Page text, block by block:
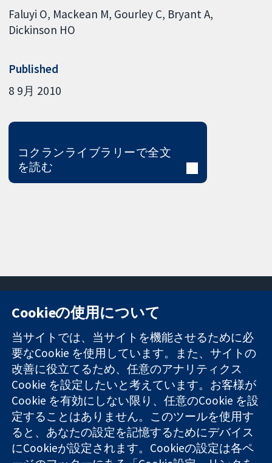
Faluyi O Mackean M Gourley C Bryant A
Dickinson HO
Published
8 9月 2010
コクランライブラリーで全文
を読む
信頼できるエビ
デンスと
情報に基づく意
思決定により
健康のさらなる
向上へ
11-13 Cavendish
Square
London
W1G 0AN
United Kingdom
お問い合わせ
ニュース
広報
コクランにつ
いて
採用
Cochrane
Library
Cookieの使用について
当サイトでは、当サイトを機能させるために必
要なCookie を使用しています。また、サイトの
改善に役立てるため、任意のアナリティクス
Cookie を設定したいと考えています。お客様が
Cookie を有効にしない限り、任意のCookie を設
定することはありません。このツールを使用す
ると、あなたの設定を記憶するためにデバイス
にCookieが設定されます。Cookieの設定は各ペ